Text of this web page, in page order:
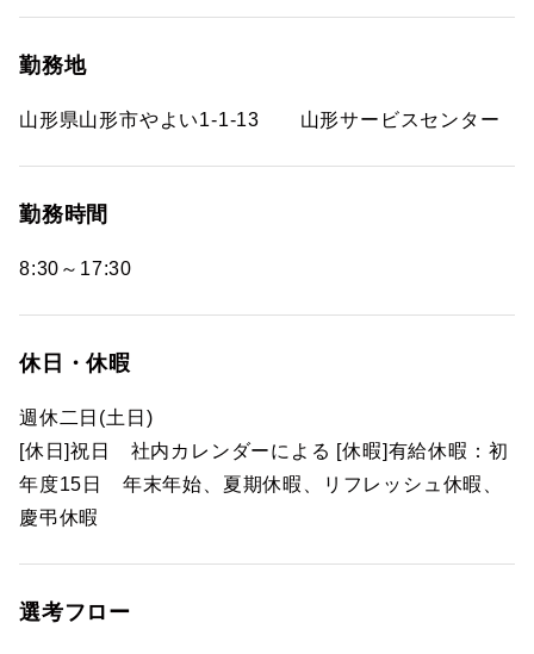
勤務地
山形県山形市やよい1-1-13 山形サービスセンター
勤務時間
8:30～17:30
休日・休暇
週休二日(土日)
[休日]祝日 社内カレンダーによる [休暇]有給休暇：初
年度15日 年末年始、夏期休暇、リフレッシュ休暇、
慶弔休暇
選考フロー